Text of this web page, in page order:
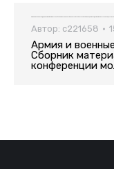
Автор: c221658
Армия и
Сборник
конференции